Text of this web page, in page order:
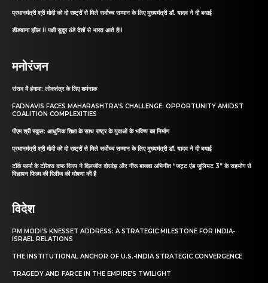
प्रधानमंत्री श्री मोदी को दो राष्ट्रों से मिले सर्वोच्च सम्मान के लिए मुख्यमंत्री डॉ. यादव ने दी बधाई
डीडवाना झील II पक्षी सुदूर ठंडे देशों से भारत आते हैII
मनोरंजन
संसद में हंगामा: लोकतंत्र के लिए शर्मनाक
FADNAVIS FACES MAHARASHTRA’S CHALLENGE: OPPORTUNITY AMIDST
COALITION COMPLEXITIES
पीएम श्री स्कूल: आधुनिक शिक्षा के साथ राष्ट्र के युवाओं के भविष्य का निर्माण
प्रधानमंत्री श्री मोदी को दो राष्ट्रों से मिले सर्वोच्च सम्मान के लिए मुख्यमंत्री डॉ. यादव ने दी बधाई
टॉर्क फार्मा के टोरेक्स कफ सिरप ने दिलजीत दोसांझ और नीरू बाजवा अभिनीत “जट्ट एंड जूलियट 3” के सहयोग से
विज्ञापन फिल्म की रिलीज की घोषणा की है
विदेश
PM MODI’S KNESSET ADDRESS: A STRATEGIC MILESTONE FOR INDIA-
ISRAEL RELATIONS
THE INSTITUTIONAL ANCHOR OF U.S.-INDIA STRATEGIC CONVERGENCE
TRAGEDY AND FARCE IN THE EMPIRE’S TWILIGHT